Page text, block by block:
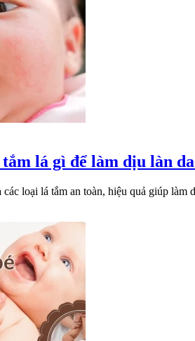
lá gì để làm dịu làn
loại lá tắm an toàn, hiệu quả giúp